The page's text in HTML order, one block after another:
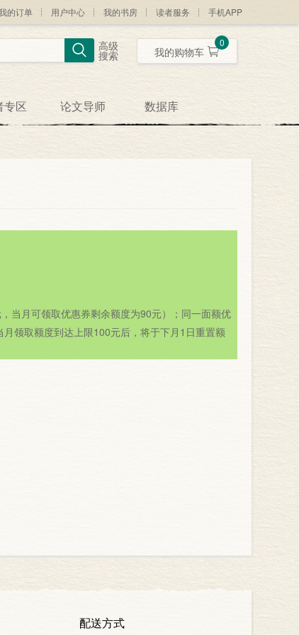
的订单 用户中心 我的书房 读者服务 手机APP
高级
搜索 我的购物车
0
专区 论文导师 数据库
当月可领取优惠券剩余额度为90元）；同一面额优
领取额度到达上限100元后，将于下月1日重置额
配送方式